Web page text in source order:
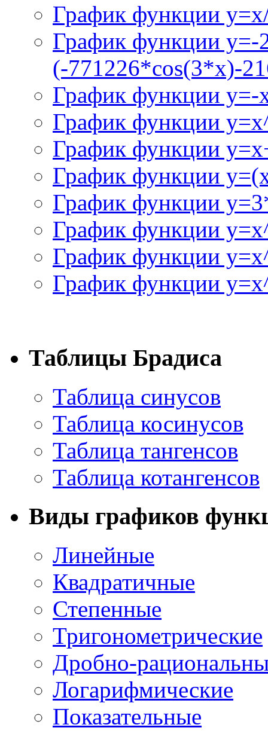
График функции
График функции y=-
(-771226*cos(3*x)-
График функции
График функции
График функции
График функции
График функции
График функции
График функции
График функции
Таблицы Брадиса
Таблица синусов
Таблица косинусов
Таблица тангенсов
Таблица котангенсов
Виды графиков
Линейные
Квадратичные
Степенные
Тригонометрические
Дробно-
Логарифмические
Показательные